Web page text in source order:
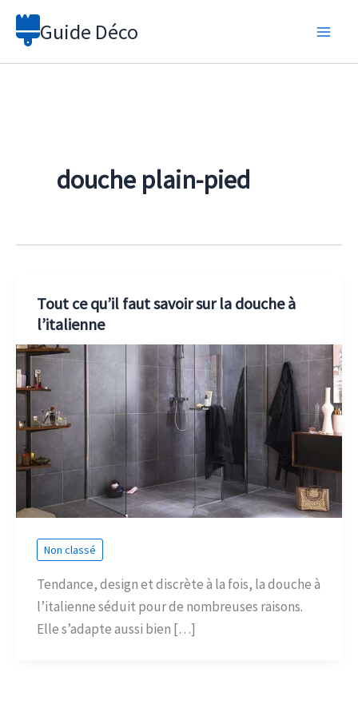
Aller
Guide Déco
douche plain-pied
Tout ce qu’il faut savoir sur la douche à
l’italienne
Non classé
Tendance, design et discrète à la fois, la douche à
l’italienne séduit pour de nombreuses raisons.
Elle s’adapte aussi bien […]